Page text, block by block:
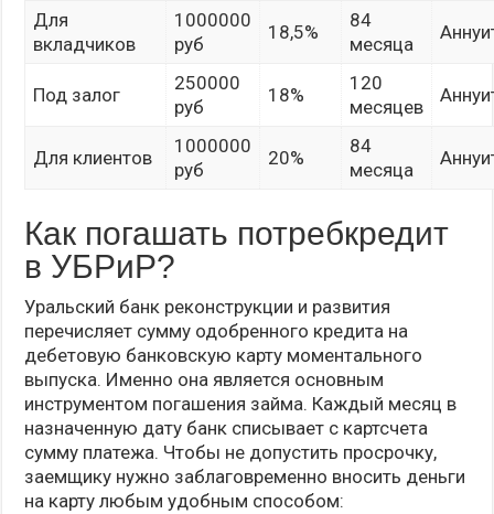
Для
вкладчиков
1000000
руб
18,5%
84
месяца
Под залог
250000
руб
18%
120
месяцев
Для клиентов
1000000
руб
20%
84
месяца
Как погашать потребкредит
в УБРиР?
Уральский банк реконструкции и развития
перечисляет сумму одобренного кредита на
дебетовую банковскую карту моментального
выпуска. Именно она является основным
инструментом погашения займа. Каждый месяц в
назначенную дату банк списывает с картсчета
сумму платежа. Чтобы не допустить просрочку,
заемщику нужно заблаговременно вносить деньги
на карту любым удобным способом: